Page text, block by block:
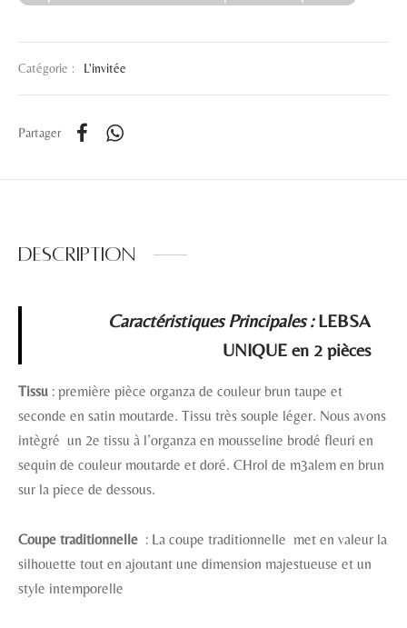
Catégorie : L'invitée
Partager
Description
Caractéristiques Principales :LEBSA
UNIQUE en 2 pièces
Tissu : première pièce organza de couleur brun taupe et
seconde en satin moutarde. Tissu très souple léger. Nous avons
intègré un 2e tissu à l’organza en mousseline brodé fleuri en
sequin de couleur moutarde et doré. CHrol de m3alem en brun
sur la piece de dessous.
Coupe traditionnelle : La coupe traditionnelle met en valeur la
silhouette tout en ajoutant une dimension majestueuse et un
style intemporelle